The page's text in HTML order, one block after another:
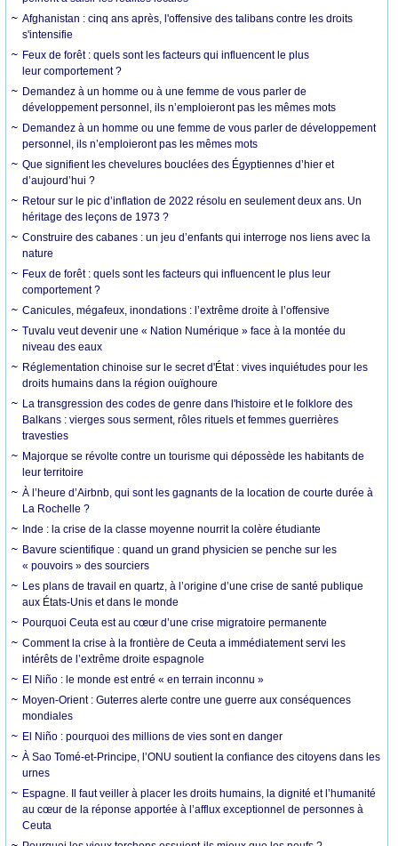
Afghanistan : cinq ans après, l'offensive des talibans contre les droits
s'intensifie
Feux de forêt : quels sont les facteurs qui influencent le plus
leur comportement ?
Demandez à un homme ou à une femme de vous parler de
développement personnel, ils n’emploieront pas les mêmes mots
Demandez à un homme ou une femme de vous parler de développement
personnel, ils n’emploieront pas les mêmes mots
Que signifient les chevelures bouclées des Égyptiennes d’hier et
d’aujourd’hui ?
Retour sur le pic d’inflation de 2022 résolu en seulement deux ans. Un
héritage des leçons de 1973 ?
Construire des cabanes : un jeu d’enfants qui interroge nos liens avec la
nature
Feux de forêt : quels sont les facteurs qui influencent le plus leur
comportement ?
Canicules, mégafeux, inondations : l’extrême droite à l’offensive
Tuvalu veut devenir une « Nation Numérique » face à la montée du
niveau des eaux
Réglementation chinoise sur le secret d'État : vives inquiétudes pour les
droits humains dans la région ouïghoure
La transgression des codes de genre dans l'histoire et le folklore des
Balkans : vierges sous serment, rôles rituels et femmes guerrières
travesties
Majorque se révolte contre un tourisme qui dépossède les habitants de
leur territoire
À l’heure d’Airbnb, qui sont les gagnants de la location de courte durée à
La Rochelle ?
Inde : la crise de la classe moyenne nourrit la colère étudiante
Bavure scientifique : quand un grand physicien se penche sur les
« pouvoirs » des sourciers
Les plans de travail en quartz, à l’origine d’une crise de santé publique
aux États-Unis et dans le monde
Pourquoi Ceuta est au cœur d’une crise migratoire permanente
Comment la crise à la frontière de Ceuta a immédiatement servi les
intérêts de l’extrême droite espagnole
El Niño : le monde est entré « en terrain inconnu »
Moyen-Orient : Guterres alerte contre une guerre aux conséquences
mondiales
El Niño : pourquoi des millions de vies sont en danger
À Sao Tomé-et-Principe, l’ONU soutient la confiance des citoyens dans les
urnes
Espagne. Il faut veiller à placer les droits humains, la dignité et l’humanité
au cœur de la réponse apportée à l’afflux exceptionnel de personnes à
Ceuta